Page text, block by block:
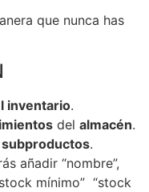
que nunca has
inventario.
del almacén.
subproductos.
añadir “nombre”,
mínimo” “stock